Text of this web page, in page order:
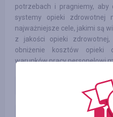
potrzebach i pragniemy,
systemy opieki zdrowotnej
najważniejsze cele, jakimi są
z jakości opieki
obniżenie kosztów opieki
warunków pracy personelowi
Philips_sale
Reklamacyjny